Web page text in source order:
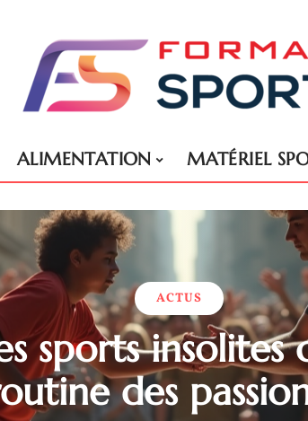
ALIMENTATION MATÉRIEL
ACTUS
sports insolites
des